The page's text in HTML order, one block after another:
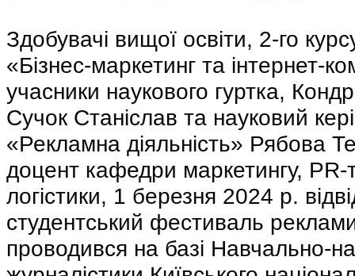
Здобувачі вищої освіти, 2-го
«Бізнес-маркетинг та інтернет-
учасники наукового гуртка,
Сучок Станіслав та науковий
«Рекламна діяльність» Рябова
доцент кафедри маркетингу, PR-
логістики, 1 березня 2024 р.
студентський фестиваль
проводився на базі Навчально-